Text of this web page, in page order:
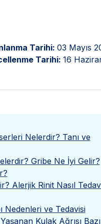
Tarihi: 03 Mayıs
Tarihi: 16
Nelerdir? Tanı ve
Gribe Ne İyi Gelir?
Alerjik Rinit Nasıl
Nedenleri ve Tedavisi
Kulak Ağrısı Bazı